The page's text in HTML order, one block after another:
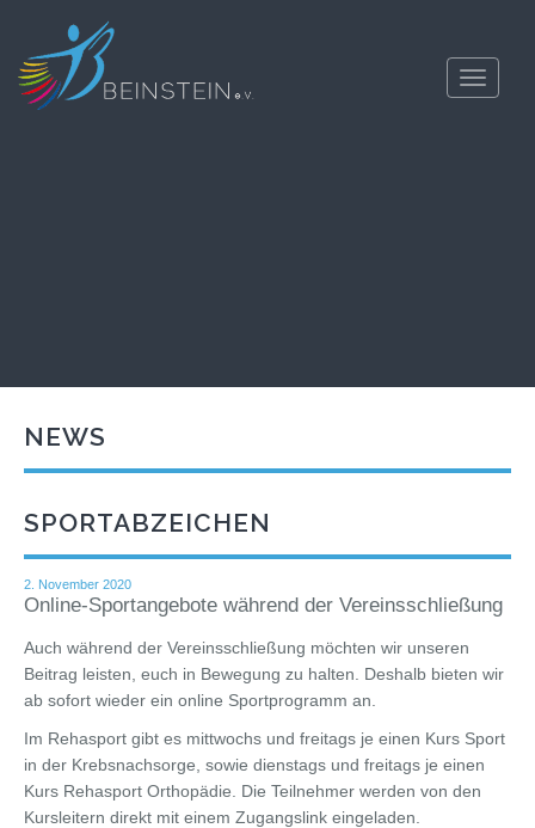
Toggle
NEWS
SPORTABZEICHEN
2. November 2020
Online-Sportangebote während der Vereinsschließung
Auch während der Vereinsschließung möchten wir unseren
Beitrag leisten, euch in Bewegung zu halten. Deshalb bieten wir
ab sofort wieder ein online Sportprogramm an.
Im Rehasport gibt es mittwochs und freitags je einen Kurs Sport
in der Krebsnachsorge, sowie dienstags und freitags je einen
Kurs Rehasport Orthopädie. Die Teilnehmer werden von den
Kursleitern direkt mit einem Zugangslink eingeladen.